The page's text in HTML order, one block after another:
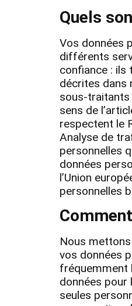
Quels
Vos données
différents
confiance : ils
décrites dans
sous-traitants
sens de
respectent le
Analyse de
personnelles
données
l’Union
personnelles
Nous
vos données
fréquemment
données pour
seules